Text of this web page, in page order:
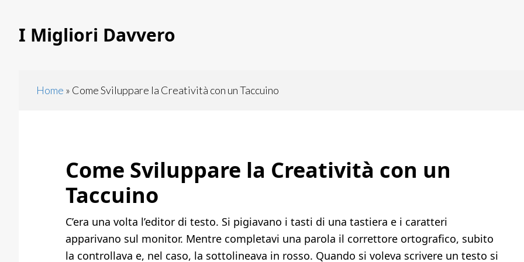
main
primaryI Migliori Davvero
Home » Come Sviluppare la Creatività con un Taccuino
Come Sviluppare la Creatività con un
Taccuino
C’era una volta l’editor di testo. Si pigiavano i tasti di una tastiera e i caratteri
apparivano sul monitor. Mentre completavi una parola il correttore ortografico, subito
la controllava e, nel caso, la sottolineava in rosso. Quando si voleva scrivere un testo si